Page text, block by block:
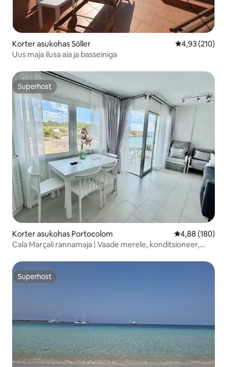
Korter asukohas Sóller Keskmine
4,93 (210)
Uus maja ilusa aia ja basseiniga
Superhost
Superhost
Korter asukohas Portocolom Keskmine
4,88 (180)
Cala Marçali rannamaja | Vaade merele, konditsioneer,
Superhost
Superhost